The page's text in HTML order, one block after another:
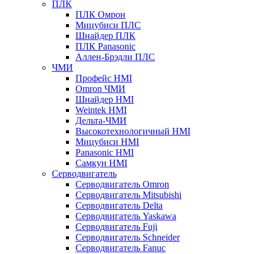
ПЛК
ПЛК Омрон
Мицубиси ПЛС
Шнайдер ПЛК
ПЛК Panasonic
Аллен-Брэдли ПЛС
ЧМИ
Профейс HMI
Omron ЧМИ
Шнайдер HMI
Weintek HMI
Дельта-ЧМИ
Высокотехнологичный HMI
Мицубиси HMI
Panasonic HMI
Самкун HMI
Серводвигатель
Серводвигатель Omron
Серводвигатель Mitsubishi
Серводвигатель Delta
Серводвигатель Yaskawa
Серводвигатель Fuji
Серводвигатель Schneider
Серводвигатель Fanuc